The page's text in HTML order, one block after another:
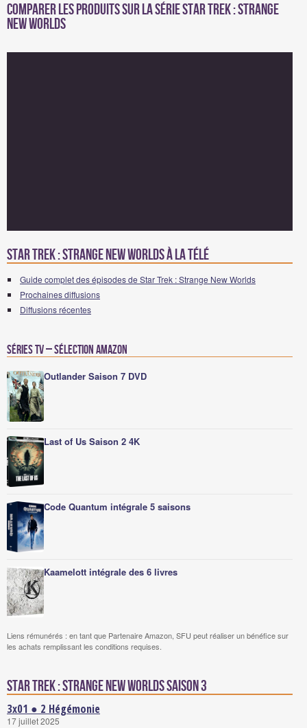
Comparer les produits sur la série Star Trek : Strange
New Worlds
Star Trek : Strange New Worlds à la télé
Guide complet des épisodes de Star Trek : Strange New Worlds
Prochaines diffusions
Diffusions récentes
Séries TV – Sélection Amazon
Outlander Saison 7 DVD
Last of Us Saison 2 4K
Code Quantum intégrale 5 saisons
Kaamelott intégrale des 6 livres
Liens rémunérés : en tant que Partenaire Amazon, SFU peut réaliser un bénéfice sur
les achats remplissant les conditions requises.
Star Trek : Strange New Worlds saison 3
3x01 ● 2 Hégémonie
17 juillet 2025